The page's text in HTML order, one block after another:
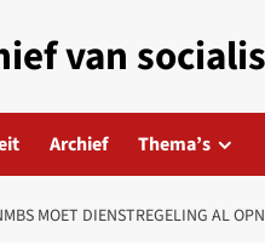
van
Archief Thema’s
MOET DIENSTREGELING AL